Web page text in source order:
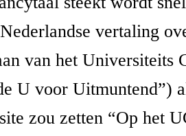
vertaling
van het Universiteits
U voor Uitmuntend”)
zou zetten “Op het